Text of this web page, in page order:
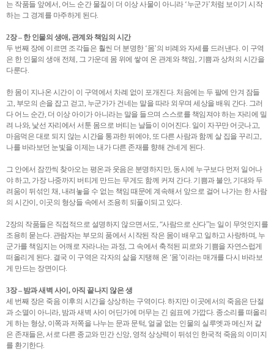
는 작품들 앞에서, 어느 순간 물질이 더 이상 사물이 아니라 ‘누군가’처럼 보이기 시작
하는 그 경계를 마주하게 된다.
2장 – 한 인물의 생애, 관계와 책임의 시간
두 번째 장에 이르면 조각들은 훨씬 더 분명한 ‘몸’의 비례와 자세를 드러낸다. 이 구역
은 한 인물의 생애 전체, 그 가운데 몸 위에 쌓여 온 관계와 책임, 기쁨과 상처의 시간을
다룬다.
한 몸이 지나온 시간이 이 구역에서 차례 없이 포개진다. 처음에는 두 팔에 안겨 잠들
고, 부모의 손을 잡고 걷고, 누군가가 건네는 말을 따라 외우며 세상을 배워 간다. 그러
다 어느 순간, 더 이상 아이가 아니라는 말을 들으며 스스로를 책임져야 하는 자리에 밀
려 나와, 낯선 자리에서 서툰 몸으로 버티는 날들이 이어진다. 일이 자꾸만 어긋나고,
마음먹은 대로 되지 않는 시간을 통과한 뒤에야, 또 다른 사람과 함께 살 집을 꾸리고,
나를 바라보던 눈빛을 이제는 내가 다른 존재를 향해 건네게 된다.
그 안에서 잠깐씩 찾아오는 평온과 웃음은 분명하지만, 동시에 누구보다 먼저 일어나
야 하고, 가장 나중까지 버티게 만드는 무게도 함께 커져 간다. 기쁨과 불안, 기대와 두
려움이 뒤섞인 채, 내려놓을 수 없는 책임 때문에 계속해서 앞으로 걸어 나가는 한 사람
의 시간이, 이곳의 형상들 속에서 조용히 되풀이되고 있다.
2장의 작품들은 직접적으로 설명하지 않으면서도, “사람으로 산다”는 일이 무엇인지를
조용히 묻는다. 관람자는 부모의 품에서 시작된 작은 몸이 배우고 일하고 사랑하며, 누
군가를 책임지는 어깨로 자라나는 과정, 그 속에서 축적된 피로와 기쁨을 자연스럽게
떠올리게 된다. 결국 이 구역은 각자의 삶을 지탱해 온 ‘몸’이라는 매개를 다시 바라보
게 만드는 장면이다.
3장 – 밤과 새벽 사이, 아직 끝나지 않은 생
세 번째 장은 죽음 이후의 시간을 상상하는 구역이다. 하지만 이곳에서의 죽음은 단절
과 소멸이 아니라, 밤과 새벽 사이 어딘가에 머무는 긴 쉼표에 가깝다. 종소리를 떠올리
게 하는 형상, 이쪽과 저쪽을 나누는 문과 문턱, 얼굴 없는 인물의 실루엣과 메신저 같
은 존재들은, 서로 다른 종교와 민간 신앙, 영적 상상력이 뒤섞인 한국적 죽음의 이미지
를 환기한다.